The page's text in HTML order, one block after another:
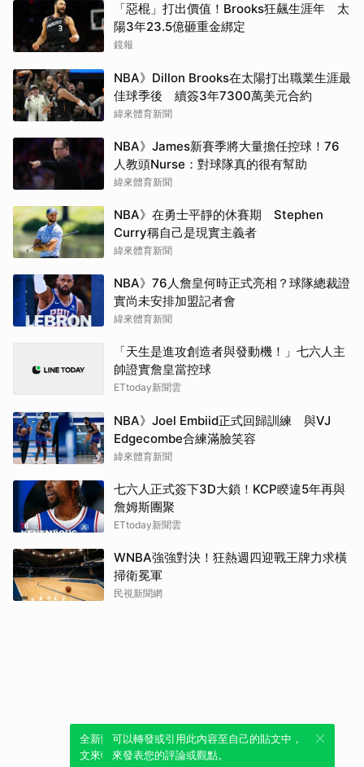
「惡棍」打出價值！Brooks狂飆生涯年 太
陽3年23.5億砸重金綁定
鏡報
NBA》Dillon Brooks在太陽打出職業生涯最
佳球季後 續簽3年7300萬美元合約
緯來體育新聞
NBA》James新賽季將大量擔任控球！76
人教頭Nurse：對球隊真的很有幫助
緯來體育新聞
NBA》在勇士平靜的休賽期 Stephen
Curry稱自己是現實主義者
緯來體育新聞
NBA》76人詹皇何時正式亮相？球隊總裁證
實尚未安排加盟記者會
緯來體育新聞
「天生是進攻創造者與發動機！」七六人主
帥證實詹皇當控球
ETtoday新聞雲
NBA》Joel Embiid正式回歸訓練 與VJ
Edgecombe合練滿臉笑容
緯來體育新聞
七六人正式簽下3D大鎖！KCP睽違5年再與
詹姆斯團聚
ETtoday新聞雲
WNBA強強對決！狂熱週四迎戰王牌力求橫
掃衛冕軍
民視新聞網
全新體驗！一鍵引用此內容，透過發布貼
文來輕鬆表達個人立場。
可以轉發或引用此內容至自己的貼文中，
來發表您的評論或觀點。